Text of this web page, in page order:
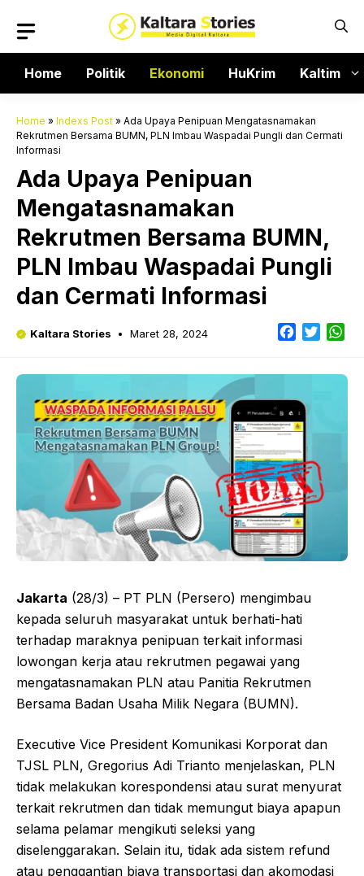
isi
Home
Politik Ekonomi HuKrim Kaltim
Home » Indexs Post » Ada Upaya Penipuan Mengatasnamakan
Rekrutmen Bersama BUMN, PLN Imbau Waspadai Pungli dan Cermati
Informasi
Ada Upaya Penipuan
Mengatasnamakan
Rekrutmen Bersama BUMN,
PLN Imbau Waspadai Pungli
dan Cermati Informasi
Kaltara Stories Maret 28, 2024 Facebook
Twitter
Jakarta (28/3) – PT PLN (Persero) mengimbau
kepada seluruh masyarakat untuk berhati-hati
terhadap maraknya penipuan terkait informasi
lowongan kerja atau rekrutmen pegawai yang
mengatasnamakan PLN atau Panitia Rekrutmen
Bersama Badan Usaha Milik Negara (BUMN).
Executive Vice President Komunikasi Korporat dan
TJSL PLN, Gregorius Adi Trianto menjelaskan, PLN
tidak melakukan korespondensi atau surat menyurat
terkait rekrutmen dan tidak memungut biaya apapun
selama pelamar mengikuti seleksi yang
diselenggarakan. Selain itu, tidak ada sistem refund
atau penggantian biaya transportasi dan akomodasi